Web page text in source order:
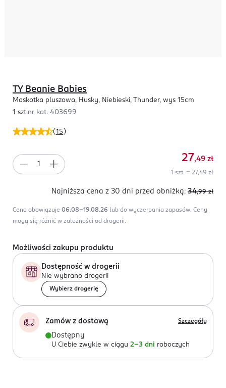
(15 )
TY Beanie Babies
Maskotka pluszowa, Husky, Niebieski, Thunder, wys 15cm
1 szt.nr kat. 403699
27,49 zł
1 szt. = 27,49 zł
Najniższa cena z 30 dni przed obniżką: 34,99 zł
Cena obowiązuje 06.08-19.08.26 lub do wyczerpania zapasów. Ceny
mogą się różnić w zależności od drogerii.
Możliwości zakupu produktu
Dostępność w drogerii
Nie wybrano drogerii
Wybierz drogerię
Zamów z dostawą Szczegóły
Dostępny
U Ciebie zwykle w ciągu 2-3 dni roboczych